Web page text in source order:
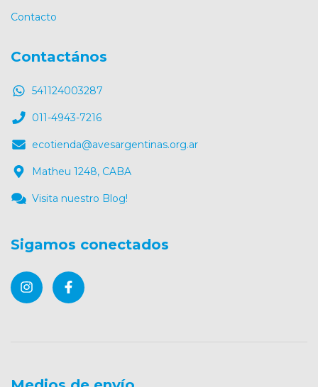
Contacto
Contactános
541124003287
011-4943-7216
ecotienda@avesargentinas.org.ar
Matheu 1248, CABA
Visita nuestro Blog!
Sigamos conectados